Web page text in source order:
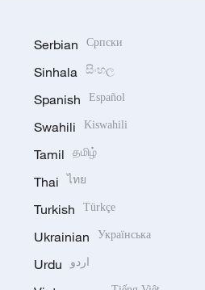
Serbian Српски
Sinhala සිංහල
Spanish Español
Swahili Kiswahili
Tamil தமிழ்
Thai ไทย
Turkish Türkçe
Ukrainian Українська
Urdu اردو